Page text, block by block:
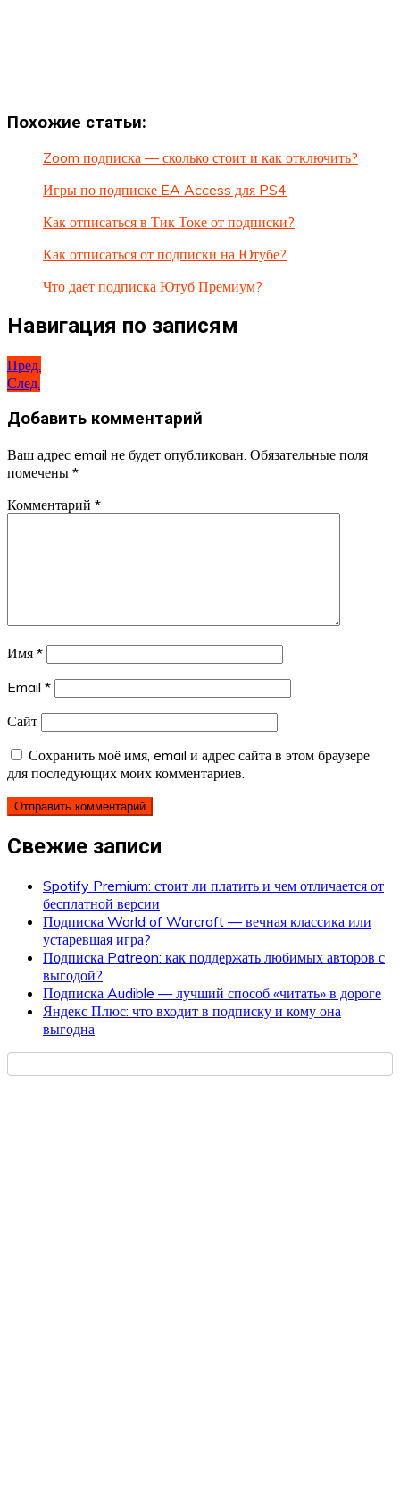
Похожие статьи:
Zoom подписка — сколько стоит и как отключить?
Игры по подписке EA Access для PS4
Как отписаться в Тик Токе от подписки?
Как отписаться от подписки на Ютубе?
Что дает подписка Ютуб Премиум?
Навигация по записям
Пред.
След.
Добавить комментарий
Ваш адрес email не будет опубликован. Обязательные поля
помечены *
Комментарий *
Имя *
Email *
Сайт
Сохранить моё имя, email и адрес сайта в этом браузере
для последующих моих комментариев.
Свежие записи
Spotify Premium: стоит ли платить и чем отличается от
бесплатной версии
Подписка World of Warcraft — вечная классика или
устаревшая игра?
Подписка Patreon: как поддержать любимых авторов с
выгодой?
Подписка Audible — лучший способ «читать» в дороге
Яндекс Плюс: что входит в подписку и кому она
выгодна